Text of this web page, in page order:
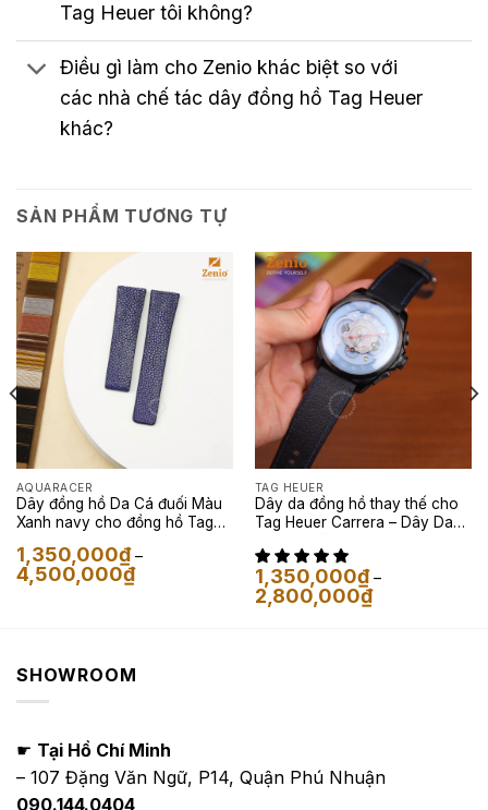
Tag Heuer tôi không?
Điều gì làm cho Zenio khác biệt so với
các nhà chế tác dây đồng hồ Tag Heuer
khác?
SẢN PHẨM TƯƠNG TỰ
AQUARACER
Dây đồng hồ Da Cá đuối Màu
Xanh navy cho đồng hồ Tag
1,350,000₫ –
4,500,000₫Khoảng
giá:
TAG HEUER
Dây da đồng hồ thay thế cho
Tag Heuer Carrera – Dây Da
1,350,000₫ –
2,800,000₫Khoảng
giá:
SHOWROOM
☛ Tại Hồ Chí Minh
– 107 Đặng Văn Ngữ, P14, Quận Phú Nhuận
090.144.0404